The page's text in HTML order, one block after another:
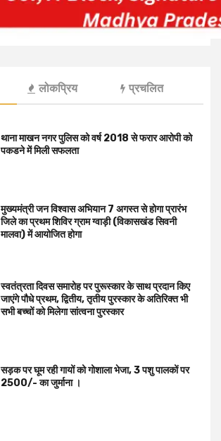
लोकप्रिय प्रचलित
थाना माखन नगर पुलिस को वर्ष 2018 से फरार आरोपी को
पकडने में मिली सफलता
मुख्यमंत्री जन विश्वास अभियान 7 अगस्त से होगा प्रारंभ
जिले का प्रथम शिविर ग्राम ग्वाड़ी (विकासखंड सिवनी
मालवा) में आयोजित होगा
स्वतंत्रता दिवस समारोह पर पुरूस्‍कार के साथ प्रदान किए
जाएंगे पौधे प्रथम, द्वितीय, तृतीय पुरस्कार के अतिरिक्त भी
सभी बच्चों को मिलेगा सांत्वना पुरस्कार
सड़क पर घूम रही गायों को गोशाला भेजा, 3 पशु पालकों पर
2500/- का जुर्माना ।